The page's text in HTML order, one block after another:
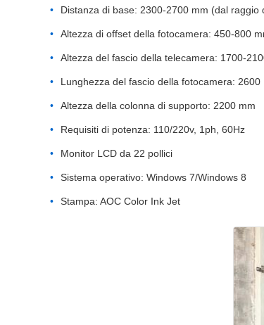
Distanza di base: 2300-2700 mm (dal
Altezza di offset della fotocamera: 450-800
Altezza del fascio della telecamera: 1700-
Lunghezza del fascio della fotocamera: 2600
Altezza della colonna di supporto: 2200 mm
Requisiti di potenza: 110/220v, 1ph, 60Hz
Monitor LCD da 22 pollici
Sistema operativo: Windows 7/Windows 8
Stampa: AOC Color Ink Jet